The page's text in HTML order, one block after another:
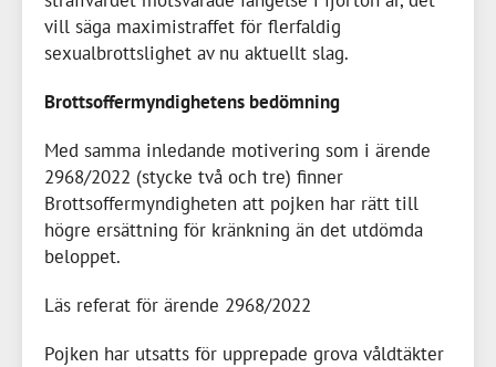
vill säga maximistraffet för flerfaldig
sexualbrottslighet av nu aktuellt slag.
Brottsoffermyndighetens bedömning
Med samma inledande motivering som i ärende
2968/2022 (stycke två och tre) finner
Brottsoffermyndigheten att pojken har rätt till
högre ersättning för kränkning än det utdömda
beloppet.
Läs referat för ärende 2968/2022
Pojken har utsatts för upprepade grova våldtäkter